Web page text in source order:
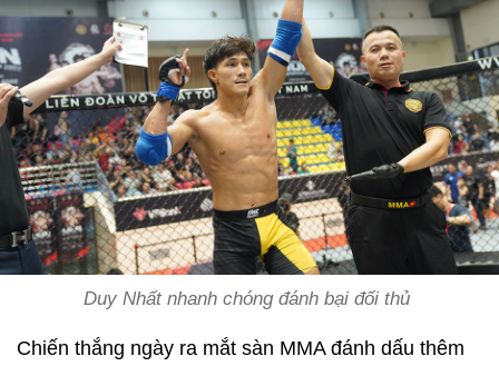
Duy Nhất nhanh chóng đánh bại đối thủ
Chiến thắng ngày ra mắt sàn MMA đánh dấu thêm